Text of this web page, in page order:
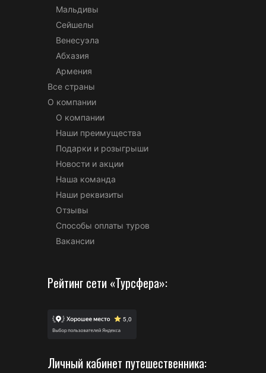
Мальдивы
Сейшелы
Венесуэла
Абхазия
Армения
Все страны
О компании
О компании
Наши преимущества
Подарки и розыгрыши
Новости и акции
Наша команда
Наши реквизиты
Отзывы
Способы оплаты туров
Вакансии
Рейтинг сети «Турсфера»:
Личный кабинет путешественника: